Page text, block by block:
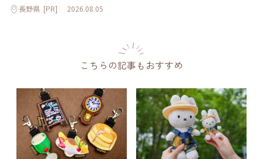
長野県 [PR] 2026.08.05
こちらの記事もおすすめ